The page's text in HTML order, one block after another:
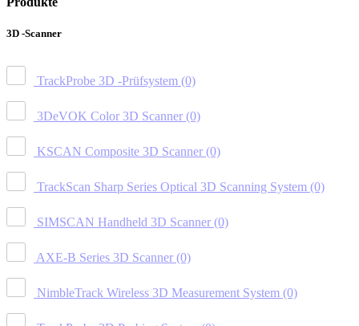
3D -Scanner
TrackProbe 3D -Prüfsystem (0)
3DeVOK Color 3D Scanner (0)
KSCAN Composite 3D Scanner (0)
TrackScan Sharp Series Optical 3D Scanning System (0)
SIMSCAN Handheld 3D Scanner (0)
AXE-B Series 3D Scanner (0)
NimbleTrack Wireless 3D Measurement System (0)